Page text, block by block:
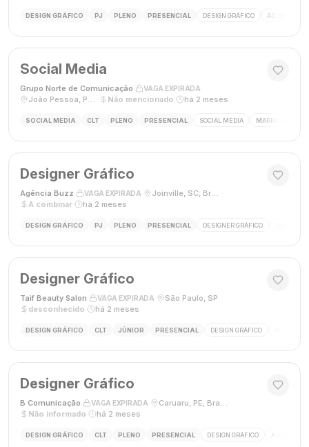
DESIGN GRÁFICO PJ PLENO PRESENCIAL DESIGN GRÁFICO ADOBE
Social Media
Grupo Norte de Comunicação VAGA EXPIRADA
João Pessoa, Paraíba, Brasil
Não mencionado há 2 meses
SOCIAL MEDIA CLT PLENO PRESENCIAL SOCIAL MEDIA MARKETING
Designer Gráfico
Agência Buzz VAGA EXPIRADA Joinville, SC, Brasil
A combinar
há 2 meses
DESIGN GRÁFICO PJ PLENO PRESENCIAL DESIGNER GRÁFICO
Designer Gráfico
Taif Beauty Salon VAGA EXPIRADA São Paulo, SP
desconhecido
há 2 meses
DESIGN GRÁFICO CLT JÚNIOR PRESENCIAL DESIGN GRÁFICO
Designer Gráfico
B Comunicação VAGA EXPIRADA Caruaru, PE, Brasil
Não informado
há 2 meses
DESIGN GRÁFICO CLT PLENO PRESENCIAL DESIGN GRÁFICO ADOBE